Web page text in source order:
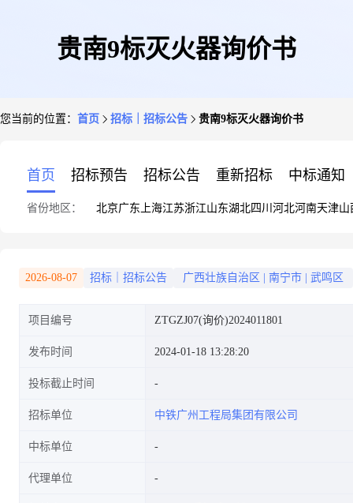
贵南9标灭火器询价书
您当前的位置： 首页 招标｜招标公告 贵南9标灭火器询价书
首页 招标预告 招标公告 重新招标 中标通知
省份地区： 北京广东 上海江苏浙江山东湖北四川 河北河南天津山
2026-08-07 招标｜招标公告 广西壮族自治区 南宁市 武鸣区
项目编号 ZTGZJ07(询价)2024011801
发布时间 2024-01-18 13:28:20
投标截止时间
招标单位 中铁广州工程局集团有限公司
中标单位
代理单位